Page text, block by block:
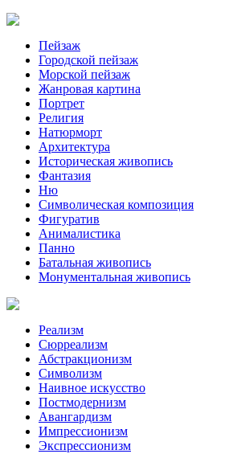
Пейзаж
Городской пейзаж
Морской пейзаж
Жанровая картина
Портрет
Религия
Натюрморт
Архитектура
Историческая живопись
Фантазия
Ню
Символическая композиция
Фигуратив
Анималистикa
Панно
Батальная живопись
Монументальная живопись
Реализм
Сюрреализм
Абстракционизм
Символизм
Наивное искусство
Постмодернизм
Авангардизм
Импрессионизм
Экспрессионизм